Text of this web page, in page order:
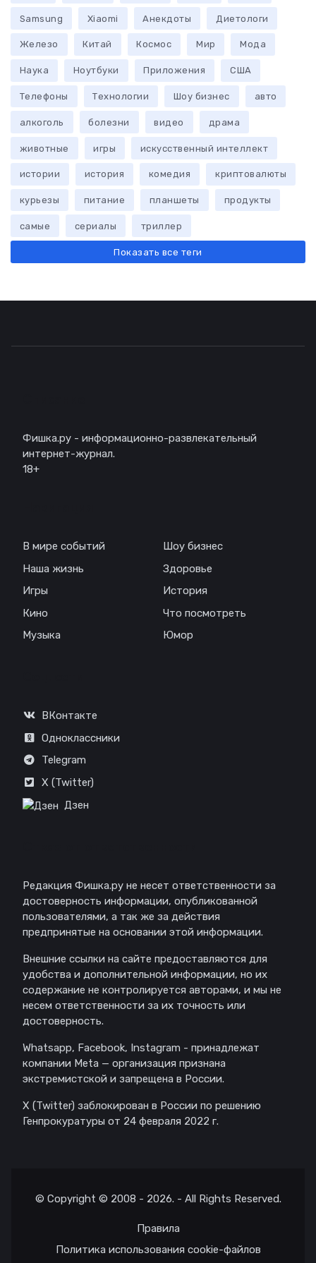
Samsung Xiaomi Анекдоты Диетологи
Железо Китай Космос Мир Мода
Наука Ноутбуки Приложения США
Телефоны Технологии Шоу бизнес авто
алкоголь болезни видео драма
животные игры искусственный интеллект
истории история комедия криптовалюты
курьезы питание планшеты продукты
самые сериалы триллер
Показать все теги
Фишка.ру - информационно-развлекательный
интернет-журнал.
18+
В мире событий
Наша жизнь
Игры
Кино
Музыка
Шоу бизнес
Здоровье
История
Что посмотреть
Юмор
ВКонтакте
Одноклассники
Telegram
X (Twitter)
Дзен
Редакция Фишка.ру не несет ответственности за
достоверность информации, опубликованной
пользователями, а так же за действия
предпринятые на основании этой информации.
Внешние ссылки на сайте предоставляются для
удобства и дополнительной информации, но их
содержание не контролируется авторами, и мы не
несем ответственности за их точность или
достоверность.
Whatsapp, Facebook, Instagram - принадлежат
компании Meta — организация признана
экстремистской и запрещена в России.
X (Twitter) заблокирован в России по решению
Генпрокуратуры от 24 февраля 2022 г.
© Copyright © 2008 - 2026. - All Rights Reserved.
Правила
Политика использования cookie-файлов